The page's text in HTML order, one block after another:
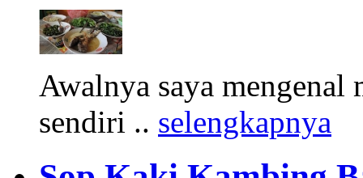
Awalnya saya mengenal
sendiri .. selengkapnya